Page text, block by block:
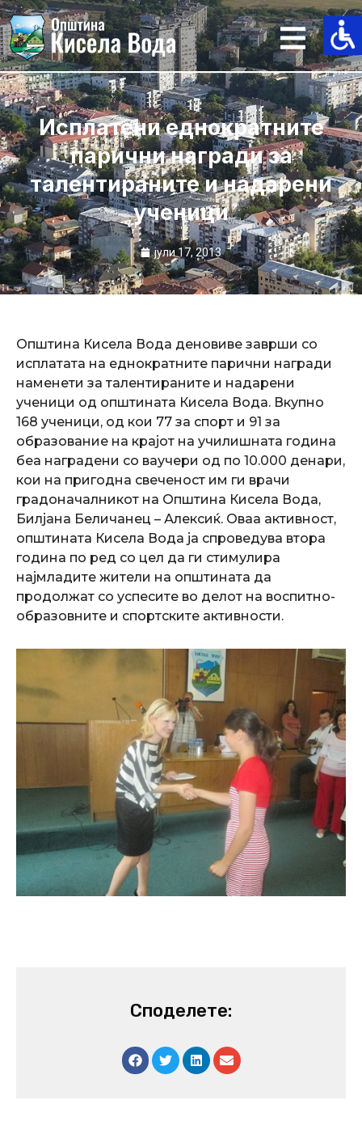
Skip
to
content
Исплатени еднократните
парични награди за
талентираните и надарени
ученици
јули 17, 2013
Општина Кисела Вода деновиве заврши со
исплатата на еднократните парични награди
наменети за талентираните и надарени
ученици од општината Кисела Вода. Вкупно
168 ученици, од кои 77 за спорт и 91 за
образование на крајот на училишната година
беа наградени со ваучери од по 10.000 денари,
кои на пригодна свеченост им ги врачи
градоначалникот на Општина Кисела Вода,
Билјана Беличанец – Алексиќ. Оваа активност,
општината Кисела Вода ја спроведува втора
година по ред со цел да ги стимулира
најмладите жители на општината да
продолжат со успесите во делот на воспитно-
образовните и спортските активности.
Споделете: